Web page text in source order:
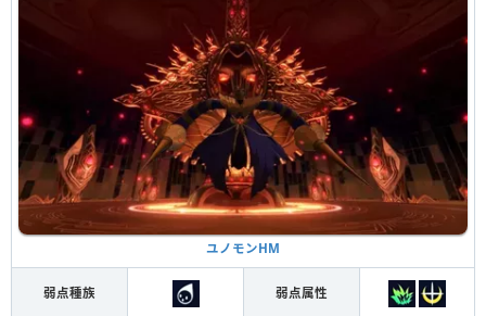
ユノモンHM
弱点種族 弱点属性